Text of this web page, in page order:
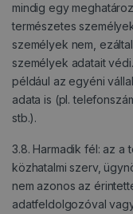
mindig egy
természetes
személyek nem,
személyek adatait
például az egyéni
adata is (pl.
stb.).
3.8. Harmadik fél: az a
közhatalmi szerv,
nem azonos az
adatfeldolgozóval